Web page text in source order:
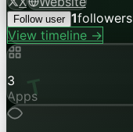
Follow user 1followers
View timeline →
3
Apps